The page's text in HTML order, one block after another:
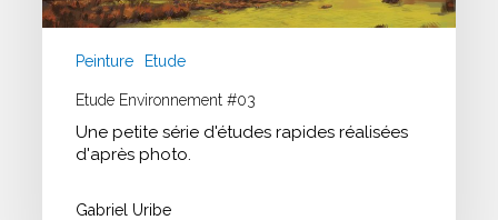
Peinture Etude
Etude Environnement #03
Une petite série d'études rapides réalisées
d'après photo.
Gabriel Uribe